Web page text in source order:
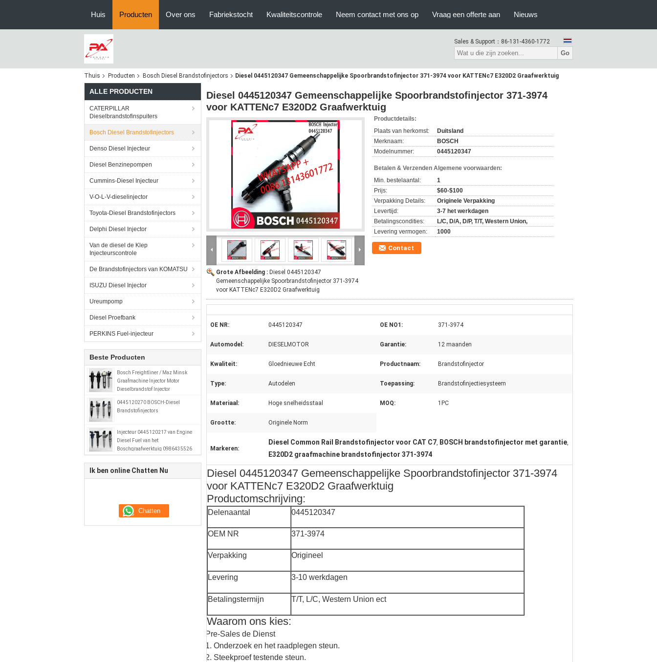
Huis Producten Over ons Fabriekstocht Kwaliteitscontrole Neem contact met ons op Vraag een offerte aan Nieuws
Sales & Support： 86-131-4360-1772
Go
Thuis Producten Bosch Diesel Brandstofinjectors Diesel 0445120347 Gemeenschappelijke Spoorbrandstofinjector 371-3974 voor KATTENc7 E320D2 Graafwerktuig
ALLE PRODUCTEN
CATERPILLAR
Dieselbrandstofinspuiters
Bosch Diesel Brandstofinjectors
Denso Diesel Injecteur
Diesel Benzinepompen
Cummins-Diesel Injecteur
V-O-L-V-dieselinjector
Toyota-Diesel Brandstofinjectors
Delphi Diesel Injector
Van de diesel de Klep
Injecteurscontrole
De Brandstofinjectors van KOMATSU
ISUZU Diesel Injector
Ureumpomp
Diesel Proefbank
PERKINS Fuel-injecteur
Beste Producten
Bosch Freightliner / Maz Minsk
Graafmachine Injector Motor
Dieselbrandstof Injector
A0280746902
0445120270 BOSCH-Diesel
Brandstofinjectors
Injecteur 0445120217 van Engine
Diesel Fuel van het
Boschgraafwerktuig 0986435526
51101006064
Ik ben online Chatten Nu
Diesel 0445120347 Gemeenschappelijke Spoorbrandstofinjector 371-3974
voor KATTENc7 E320D2 Graafwerktuig
Grote Afbeelding : Diesel 0445120347
Gemeenschappelijke Spoorbrandstofinjector 371-3974
voor KATTENc7 E320D2 Graafwerktuig
Productdetails:
Plaats van herkomst:
Duitsland
Merknaam:
BOSCH
Modelnummer:
0445120347
Betalen & Verzenden Algemene voorwaarden:
Min. bestelaantal:
1
Prijs:
$60-$100
Verpakking Details:
Originele Verpakking
Levertijd:
3-7 het werkdagen
Betalingscondities:
L/C, D/A, D/P, T/T, Western Union,
Levering vermogen:
1000
Contact
OE NR: 0445120347 OE NO1: 371-3974
Automodel: DIESELMOTOR Garantie: 12 maanden
Kwaliteit: Gloednieuwe Echt Productnaam: Brandstofinjector
Type: Autodelen Toepassing: Brandstofinjectiesysteem
Materiaal: Hoge snelheidsstaal MOQ: 1PC
Grootte: Originele Norm
Markeren:
Diesel Common Rail Brandstofinjector voor CAT C7, BOSCH brandstofinjector met garantie,
E320D2 graafmachine brandstofinjector 371-3974
Diesel 0445120347 Gemeenschappelijke Spoorbrandstofinjector 371-3974
voor KATTENc7 E320D2 Graafwerktuig
Productomschrijving:
Delenaantal 0445120347
OEM NR 371-3974
Verpakking Origineel
Levering 3-10 werkdagen
Betalingstermijn T/T, L/C, Western Union ect
Waarom ons kies:
Pre-Sales de Dienst
1. Onderzoek en het raadplegen steun.
2. Steekproef testende steun.